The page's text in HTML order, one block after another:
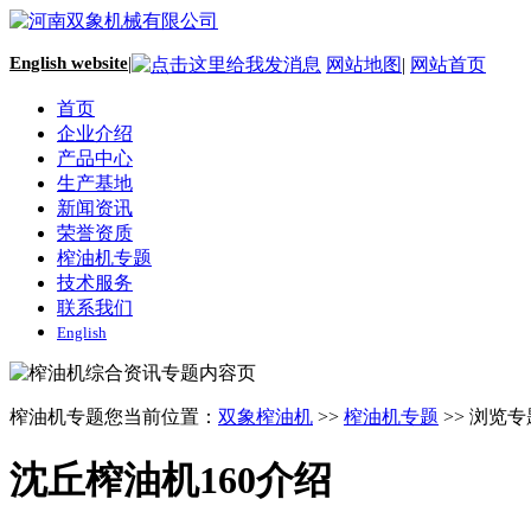
English website| 网站地图| 网站首页
首页
企业介绍
产品中心
生产基地
新闻资讯
荣誉资质
榨油机专题
技术服务
联系我们
English
榨油机专题您当前位置： 双象榨油机 >> 榨油机专题 >> 浏览专
沈丘榨油机160介绍